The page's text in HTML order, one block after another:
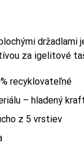
držadlami
za igelitové
recyklovateľné
– hladený
z 5 vrstiev